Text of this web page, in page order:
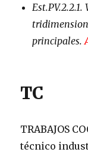
principales.
TC
TRABAJOS
técnico